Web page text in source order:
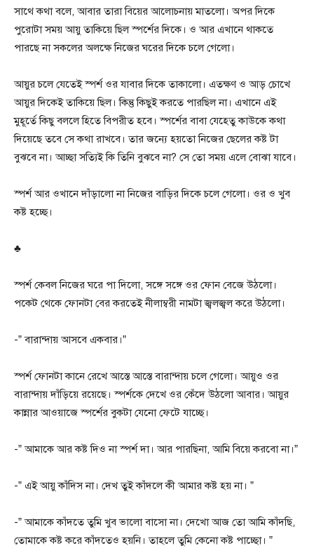
সাথে কথা বলে, আবার তারা বিয়ের আলোচনায় মাতলো। অপর দিকে
পুরোটা সময় আয়ু তাকিয়ে ছিল স্পর্শের দিকে। ও আর এখানে থাকতে
পারছে না সকলের অলক্ষে নিজের ঘরের দিকে চলে গেলো।
আয়ুর চলে যেতেই স্পর্শ ওর যাবার দিকে তাকালো। এতক্ষণ ও আড় চোখে
আয়ুর দিকেই তাকিয়ে ছিল। কিন্তু কিছুই করতে পারছিল না। এখানে এই
মুহূর্তে কিছু বললে হিতে বিপরীত হবে। স্পর্শের বাবা যেহেতু কাউকে কথা
দিয়েছে তবে সে কথা রাখবে। তার জন্যে হয়তো নিজের ছেলের কষ্ট টা
বুঝবে না। আচ্ছা সত্যিই কি তিনি বুঝবে না? সে তো সময় এলে বোঝা যাবে।
স্পর্শ আর ওখানে দাঁড়ালো না নিজের বাড়ির দিকে চলে গেলো। ওর ও খুব
কষ্ট হচ্ছে।
♣
স্পর্শ কেবল নিজের ঘরে পা দিলো, সঙ্গে সঙ্গে ওর ফোন বেজে উঠলো।
পকেট থেকে ফোনটা বের করতেই নীলাম্বরী নামটা জ্বলজ্বল করে উঠলো।
-” বারান্দায় আসবে একবার।”
স্পর্শ ফোনটা কানে রেখে আস্তে আস্তে বারান্দায় চলে গেলো। আয়ুও ওর
বারান্দায় দাঁড়িয়ে রয়েছে। স্পর্শকে দেখে ওর কেঁদে উঠলো আবার। আয়ুর
কান্নার আওয়াজে স্পর্শের বুকটা যেনো ফেটে যাচ্ছে।
-” আমাকে আর কষ্ট দিও না স্পর্শ দা। আর পারছিনা, আমি বিয়ে করবো না।”
-” এই আয়ু কাঁদিস না। দেখ তুই কাঁদলে কী আমার কষ্ট হয় না। ”
-” আমাকে কাঁদতে তুমি খুব ভালো বাসো না। দেখো আজ তো আমি কাঁদছি,
তোমাকে কষ্ট করে কাঁদতেও হয়নি। তাহলে তুমি কেনো কষ্ট পাচ্ছো। ”